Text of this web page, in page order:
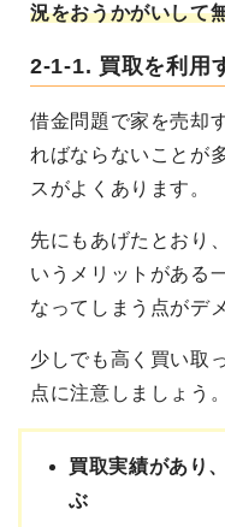
況をおうかがいして
2-1-1. 買取を利用
借金問題で家を売却
ればならないことが
スがよくあります。
先にもあげたとおり
いうメリットがある
なってしまう点がデ
少しでも高く買い取
点に注意しましょう。
買取実績があり
ぶ